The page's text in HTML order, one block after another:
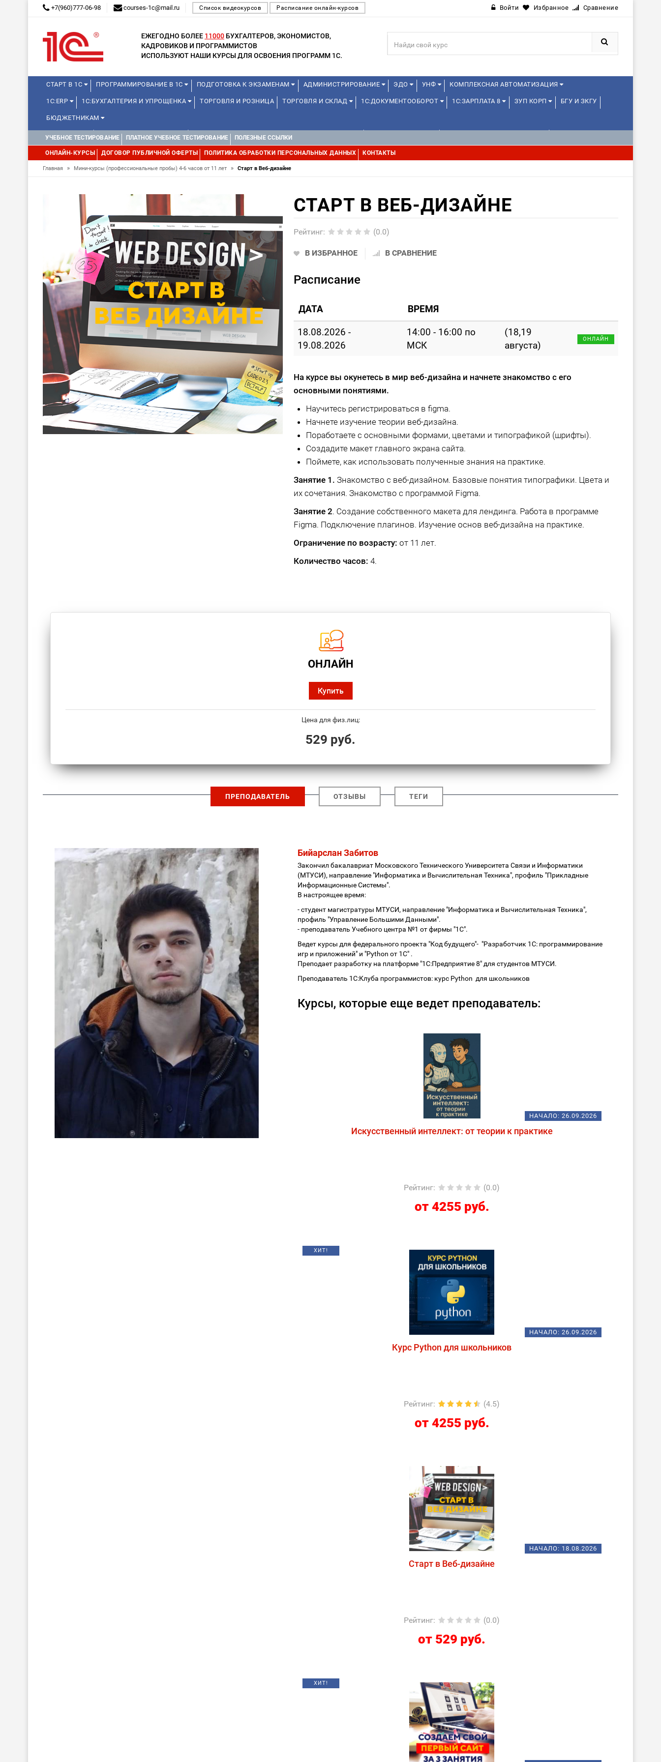
+7(960)777-06-98 courses-1c@mail.ru Список видеокурсов Расписание онлайн-курсов Войти Избранное Сравнение
ЕЖЕГОДНО БОЛЕЕ 11000 БУХГАЛТЕРОВ, ЭКОНОМИСТОВ,
КАДРОВИКОВ И ПРОГРАММИСТОВ
ИСПОЛЬЗУЮТ НАШИ КУРСЫ ДЛЯ ОСВОЕНИЯ ПРОГРАММ 1С.
СТАРТ В 1С ПРОГРАММИРОВАНИЕ В 1С ПОДГОТОВКА К ЭКЗАМЕНАМ АДМИНИСТРИРОВАНИЕ ЭДО УНФ КОМПЛЕКСНАЯ АВТОМАТИЗАЦИЯ
1С:ERP 1С:БУХГАЛТЕРИЯ И УПРОЩЕНКА ТОРГОВЛЯ И РОЗНИЦА ТОРГОВЛЯ И СКЛАД 1С:ДОКУМЕНТООБОРОТ 1С:ЗАРПЛАТА 8 ЗУП КОРП БГУ И ЗКГУ
БЮДЖЕТНИКАМ
МИНИ-КУРСЫ КУРСЫ ДЛЯ ШКОЛЬНИКОВ КУРСЫ ДЛЯ ПРЕПОДАВАТЕЛЕЙ ШКОЛЬНЫХ КУРСОВ
УПРАВЛЕНИЕ ПРОЕКТАМИ УПРАВЛЕНЦАМ ДРУГИЕ 1С:МЕДИЦИНА WEB, JAVA И ANDROID
УЧЕБНОЕ ТЕСТИРОВАНИЕ ПЛАТНОЕ УЧЕБНОЕ ТЕСТИРОВАНИЕ ПОЛЕЗНЫЕ ССЫЛКИ
ОНЛАЙН-КУРСЫ ДОГОВОР ПУБЛИЧНОЙ ОФЕРТЫ ПОЛИТИКА ОБРАБОТКИ ПЕРСОНАЛЬНЫХ ДАННЫХ КОНТАКТЫ
Главная » Мини-курсы (профессиональные пробы) 4-6 часов от 11 лет » Старт в Веб-дизайне
СТАРТ В ВЕБ-ДИЗАЙНЕ
Рейтинг: (0.0)
В ИЗБРАННОЕ В СРАВНЕНИЕ
Расписание
ДАТА ВРЕМЯ
18.08.2026 -
19.08.2026
14:00 - 16:00 по
МСК
(18,19
августа)
ОНЛАЙН
На курсе вы окунетесь в мир веб-дизайна и начнете знакомство с его
основными понятиями.
Научитесь регистрироваться в figma.
Начнете изучение теории веб-дизайна.
Поработаете с основными формами, цветами и типографикой (шрифты).
Создадите макет главного экрана сайта.
Поймете, как использовать полученные знания на практике.
Занятие 1. Знакомство с веб-дизайном. Базовые понятия типографики. Цвета и
их сочетания. Знакомство с программой Figma.
Занятие 2. Создание собственного макета для лендинга. Работа в программе
Figma. Подключение плагинов. Изучение основ веб-дизайна на практике.
Ограничение по возрасту: от 11 лет.
Количество часов: 4.
ОНЛАЙН
Купить
Цена для физ.лиц:
529 руб.
ПРЕПОДАВАТЕЛЬ ОТЗЫВЫ ТЕГИ
Бийарслан Забитов
Закончил бакалавриат Московского Технического Университета Связи и Информатики
(МТУСИ), направление "Информатика и Вычислительная Техника", профиль "Прикладные
Информационные Системы".
В настроящее время:
- студент магистратуры МТУСИ, направление "Информатика и Вычислительная Техника",
профиль "Управление Большими Данными".
- преподаватель Учебного центра №1 от фирмы "1С".
Ведет курсы для федерального проекта "Код будущего"- "Разработчик 1С: программирование
игр и приложений" и "Python от 1С" .
Преподает разработку на платформе "1С:Предприятие 8" для студентов МТУСИ.
Преподаватель 1С:Клуба программистов: курс Python для школьников
Курсы, которые еще ведет преподаватель:
НАЧАЛО: 26.09.2026
Искусственный интеллект: от теории к практике
Рейтинг: (0.0)
от 4255 руб.
ХИТ!
НАЧАЛО: 26.09.2026
Курс Python для школьников
Рейтинг: (4.5)
от 4255 руб.
НАЧАЛО: 18.08.2026
Старт в Веб-дизайне
Рейтинг: (0.0)
от 529 руб.
ХИТ!